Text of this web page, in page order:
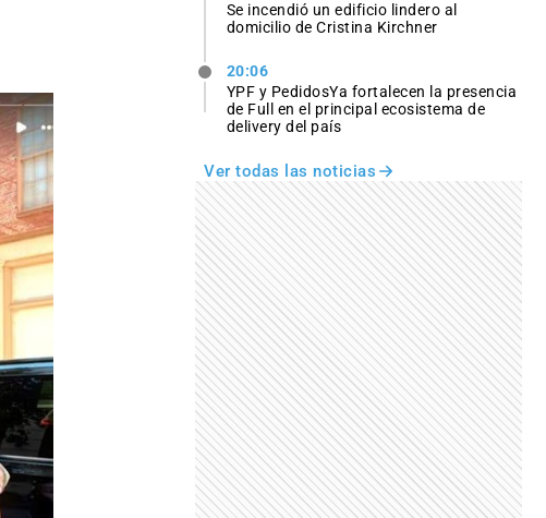
Se incendió un edificio lindero al
domicilio de Cristina Kirchner
20:06
YPF y PedidosYa fortalecen la presencia
de Full en el principal ecosistema de
delivery del país
Ver todas las noticias